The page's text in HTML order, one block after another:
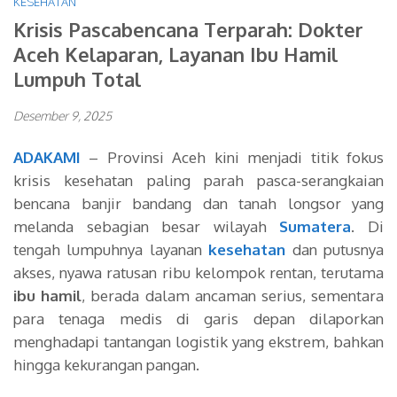
Krisis Pascabencana Terparah: Dokter
Aceh Kelaparan, Layanan Ibu Hamil
Lumpuh Total
Desember 9, 2025
ADAKAMI – Provinsi Aceh kini menjadi titik fokus
krisis kesehatan paling parah pasca-serangkaian
bencana banjir bandang dan tanah longsor yang
melanda sebagian besar wilayah Sumatera. Di
tengah lumpuhnya layanan kesehatan dan putusnya
akses, nyawa ratusan ribu kelompok rentan, terutama
ibu hamil, berada dalam ancaman serius, sementara
para tenaga medis di garis depan dilaporkan
menghadapi tantangan logistik yang ekstrem, bahkan
hingga kekurangan pangan.